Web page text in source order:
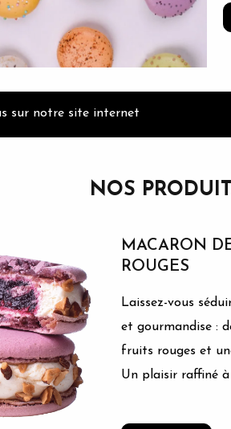
sur notre site internet
NOS
MACARON
ROUGES
Laissez-vous
et gourmandise :
fruits rouges et
Un plaisir raffiné